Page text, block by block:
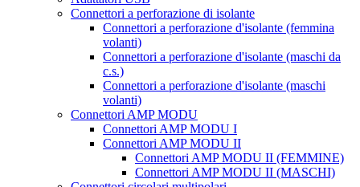
Connettori a perforazione di isolante
Connettori a perforazione d'isolante (femmina
volanti)
Connettori a perforazione d'isolante (maschi da
c.s.)
Connettori a perforazione d'isolante (maschi
volanti)
Connettori AMP MODU
Connettori AMP MODU I
Connettori AMP MODU II
Connettori AMP MODU II (FEMMINE)
Connettori AMP MODU II (MASCHI)